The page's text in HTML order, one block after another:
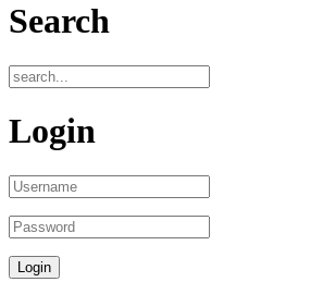
Search
Login